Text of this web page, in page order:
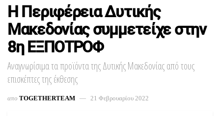
Η Περιφέρεια Δυτικής
Μακεδονίας συμμετείχε στην
8η ΕΞΠΟΤΡΟΦ
Αναγνωρίσιμα τα προϊόντα της Δυτικής Μακεδονίας από τους
επισκέπτες της έκθεσης
απο TOGETHERTEAM 21 Φεβρουαρίου 2022